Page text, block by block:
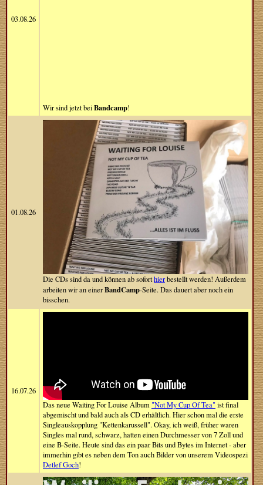
03.08.26
Wir sind jetzt beiBandcamp!
01.08.26
Die CDs sind da und können ab soforthierbestellt werden! Außerdem
arbeiten wir an einerBandCamp-Seite. Das dauert aber noch ein
bisschen.
16.07.26
Das neue Waiting For Louise Album "Not My Cup Of Tea" ist final
abgemischt und bald auch als CD erhältlich. Hier schon mal die erste
Singleauskopplung "Kettenkarussell". Okay, ich weiß, früher waren
Singles mal rund, schwarz, hatten einen Durchmesser von 7 Zoll und
eine B-Seite. Heute sind das ein paar Bits und Bytes im Internet - aber
immerhin gibt es neben dem Ton auch Bilder von unserem Videospezi
Detlef Goch!